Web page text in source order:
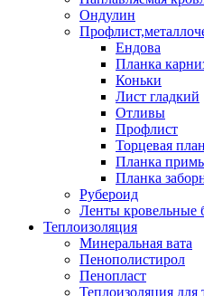
Ондулин
Ендова
Планка
Коньки
Лист гладкий
Отливы
Профлист
Торцевая
Планка
Планка
Рубероид
Ленты кровельные
Теплоизоляция
Минеральная вата
Пенополистирол
Пенопласт
Теплоизоляция для